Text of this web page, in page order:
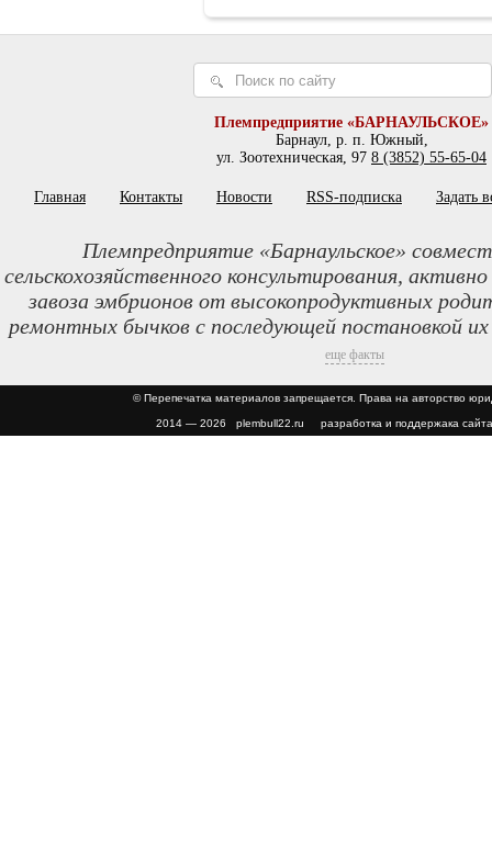
Племпредприятие «БАРНАУЛЬСКОЕ»
Барнаул, р. п. Южный,
ул. Зоотехническая, 97 8 (3852) 55-65-04
Главная Контакты Новости RSS-подписка Задать
Племпредприятие «Барнаульское»
сельскохозяйственного консультирования,
завоза эмбрионов от высокопродуктивных
ремонтных бычков с последующей постановкой
еще факты
© Перепечатка материалов запрещается. Права на авторство
2014 — 2026 plembull22.ru разработка и поддержака